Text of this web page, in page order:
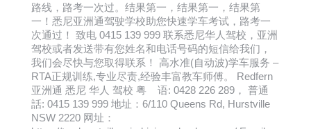
路线，路考一次过。结果第一，结果第一，结果第
一！悉尼亚洲通驾驶学校助您快速学车考试，路考一
次通过！ 致电 0415 139 999 联系悉尼华人驾校，亚洲
驾校或者发送带有您姓名和电话号码的短信给我们，
我们会尽快与您取得联系！ 高水准(自动波)学车服务 –
RTA正规训练,专业尽责,经验丰富教车师傅。 Redfern
亚洲通 悉尼 华人 驾校 粤 语: 0428 226 289， 普通
話: 0415 139 999 地址：6/110 Queens Rd, Hurstville
NSW 2220 网址：